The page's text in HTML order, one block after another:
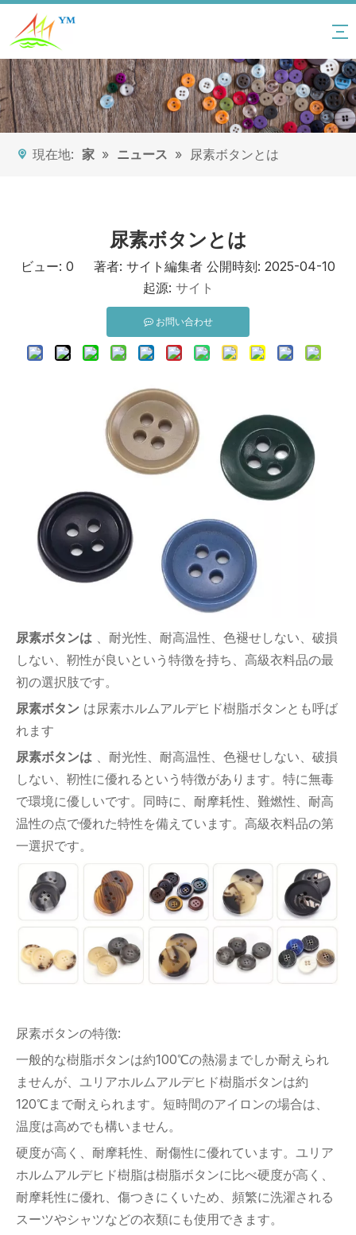
現在地: 家 » ニュース » 尿素ボタンとは
尿素ボタンとは
ビュー: 0 著者: サイト編集者 公開時刻: 2025-04-10
起源: サイト
お問い合わせ
尿素ボタンは 、耐光性、耐高温性、色褪せしない、破損
しない、靭性が良いという特徴を持ち、高級衣料品の最
初の選択肢です。
尿素ボタン は尿素ホルムアルデヒド樹脂ボタンとも呼ば
れます
尿素ボタンは 、耐光性、耐高温性、色褪せしない、破損
しない、靭性に優れるという特徴があります。特に無毒
で環境に優しいです。同時に、耐摩耗性、難燃性、耐高
温性の点で優れた特性を備えています。高級衣料品の第
一選択です。
尿素ボタンの特徴:
一般的な樹脂ボタンは約100℃の熱湯までしか耐えられ
ませんが、ユリアホルムアルデヒド樹脂ボタンは約
120℃まで耐えられます。短時間のアイロンの場合は、
温度は高めでも構いません。
硬度が高く、耐摩耗性、耐傷性に優れています。ユリア
ホルムアルデヒド樹脂は樹脂ボタンに比べ硬度が高く、
耐摩耗性に優れ、傷つきにくいため、頻繁に洗濯される
スーツやシャツなどの衣類にも使用できます。